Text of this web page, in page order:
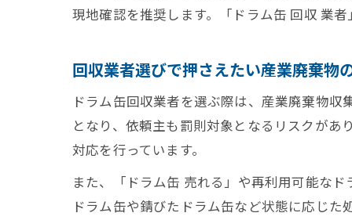
現地確認を推奨します。「ドラム缶 回収 業
回収業者選びで押さえたい産業廃棄物
ドラム缶回収業者を選ぶ際は、産業廃棄物
となり、依頼主も罰則対象となるリスクが
対応を行っています。
また、「ドラム缶 売れる」や再利用可能な
ドラム缶や錆びたドラム缶など状態に応じた